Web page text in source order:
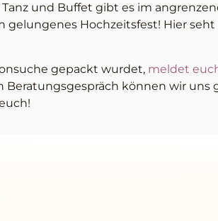
und Buffet gibt es im
gelungenes Hochzeitsfest! Hier
gepackt wurdet, meldet
können wir uns